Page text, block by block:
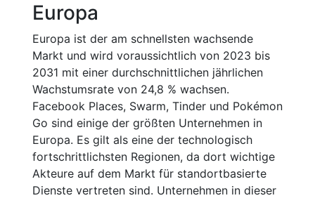
Europa
Europa ist der am schnellsten wachsende
Markt und wird voraussichtlich von 2023 bis
2031 mit einer durchschnittlichen jährlichen
Wachstumsrate von 24,8 % wachsen.
Facebook Places, Swarm, Tinder und Pokémon
Go sind einige der größten Unternehmen in
Europa. Es gilt als eine der technologisch
fortschrittlichsten Regionen, da dort wichtige
Akteure auf dem Markt für standortbasierte
Dienste vertreten sind. Unternehmen in dieser